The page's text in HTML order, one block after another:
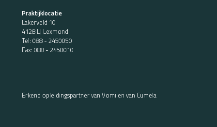
Praktijklocatie
Lakerveld 10
4128 LJ Lexmond
Tel: 088 - 2450050
Fax: 088 - 2450010
Erkend opleidingspartner van Vomi en van Cumela